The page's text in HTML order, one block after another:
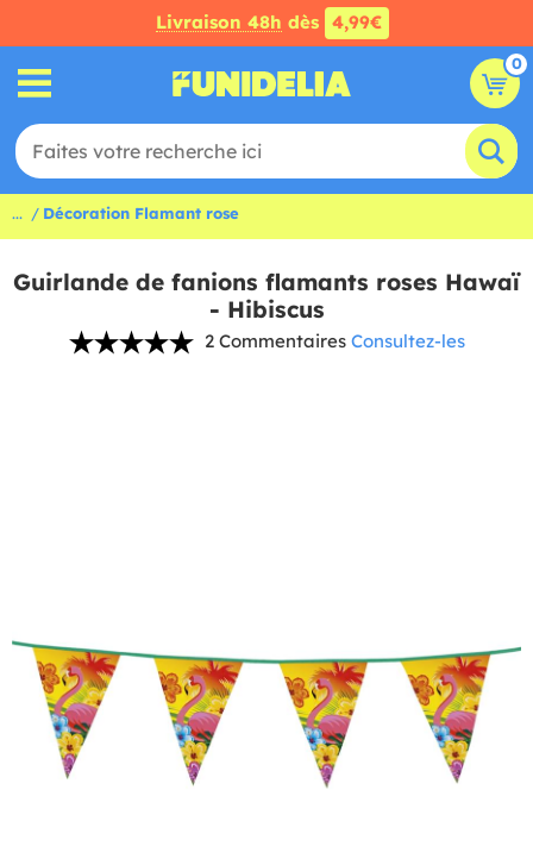
Livraison 48h dès 4,99€
0
... Décoration Flamant rose
Guirlande de fanions flamants roses Hawaï
- Hibiscus
2 Commentaires Consultez-les